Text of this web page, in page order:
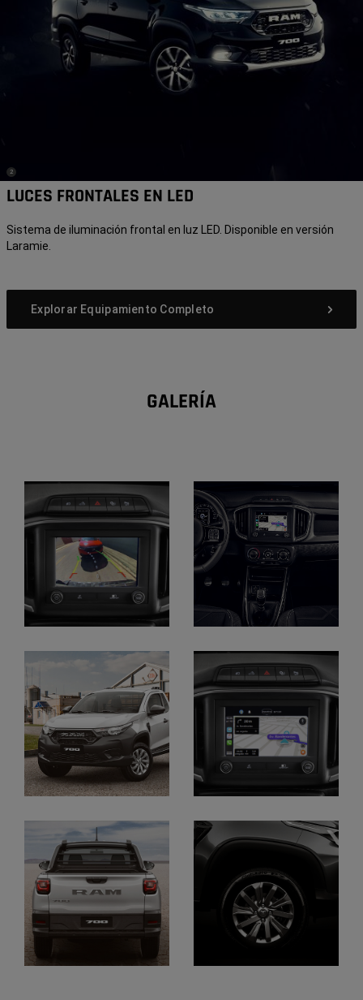
Disclosure
2)
LUCES FRONTALES EN LED
Sistema de iluminación frontal en luz LED. Disponible en versión
Laramie.
Explorar Equipamiento Completo
GALERÍA